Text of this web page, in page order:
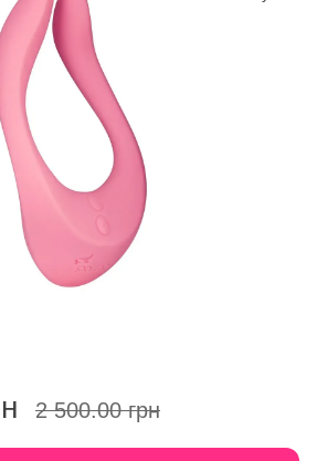
2 500.00 грн